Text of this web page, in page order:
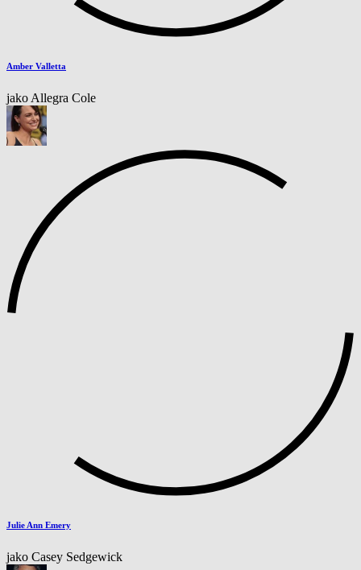
Amber Valletta
jako Allegra Cole
Julie Ann Emery
jako Casey Sedgewick